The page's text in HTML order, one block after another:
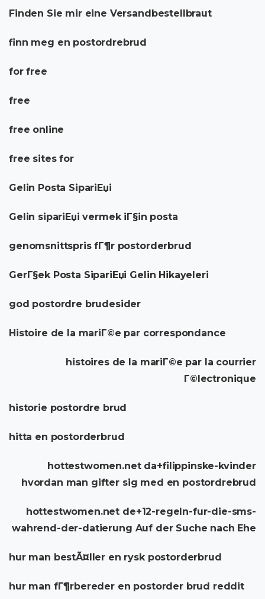
Finden Sie mir eine Versandbestellbraut
finn meg en postordrebrud
for free
free
free online
free sites for
Gelin Posta SipariЕџi
Gelin sipariЕџi vermek iГ§in posta
genomsnittspris fГ¶r postorderbrud
GerГ§ek Posta SipariЕџi Gelin Hikayeleri
god postordre brudesider
Histoire de la mariГ©e par correspondance
histoires de la mariГ©e par la courrier
Г©lectronique
historie postordre brud
hitta en postorderbrud
hottestwomen.net da+filippinske-kvinder
hvordan man gifter sig med en postordrebrud
hottestwomen.net de+12-regeln-fur-die-sms-
wahrend-der-datierung Auf der Suche nach Ehe
hur man bestÃ¤ller en rysk postorderbrud
hur man fГ¶rbereder en postorder brud reddit